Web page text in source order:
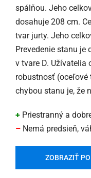
spálňou. Jeho
dosahuje 208 cm.
tvar jurty. Jeho
Prevedenie stanu
v tvare D. Užívatelia
robustnosť (oceľové
chybou stanu je, že
+ Priestranný a
– Nemá predsieň,
ZOBRAZIŤ